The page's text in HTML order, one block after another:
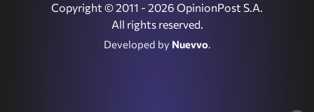
Copyright © 2011 - 2026 OpinionPost S.A.
All rights reserved.
Developed by Nuevvo.